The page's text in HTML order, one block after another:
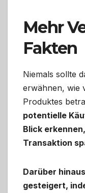
Mehr
Fakten
Niemals sollte
erwähnen, wie
Produktes
potentielle
Blick
Transaktion
Darüber
gesteigert,